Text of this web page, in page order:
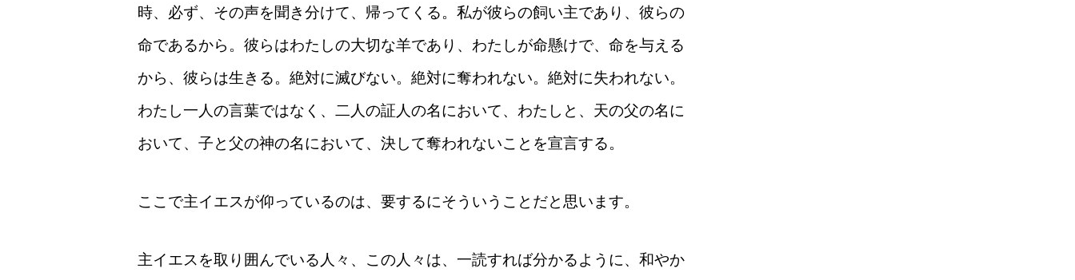
時、必ず、その声を聞き分けて、帰ってくる。私が彼らの飼い主であり、彼らの
命であるから。彼らはわたしの大切な羊であり、わたしが命懸けで、命を与える
から、彼らは生きる。絶対に滅びない。絶対に奪われない。絶対に失われない。
わたし一人の言葉ではなく、二人の証人の名において、わたしと、天の父の名に
おいて、子と父の神の名において、決して奪われないことを宣言する。
ここで主イエスが仰っているのは、要するにそういうことだと思います。
主イエスを取り囲んでいる人々、この人々は、一読すれば分かるように、和やか